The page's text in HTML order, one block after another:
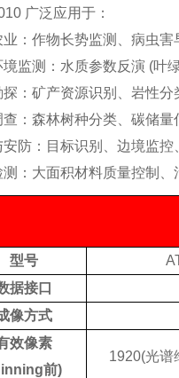
广泛应用于：
业：作物长势监测、病虫
境监测：水质参数反演 (叶
探：矿产资源识别、岩性分
查：森林树种分类、碳储量
安防：目标识别、边境监控
：大面积材料质量控制、
型号
据接口
像方式
效像素
前)
1920(光谱